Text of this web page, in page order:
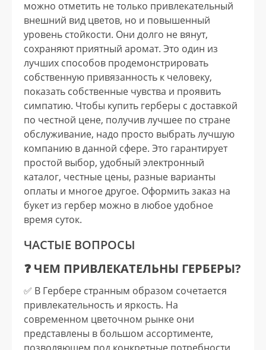
можно отметить не только привлекательный
внешний вид цветов, но и повышенный
уровень стойкости. Они долго не вянут,
сохраняют приятный аромат. Это один из
лучших способов продемонстрировать
собственную привязанность к человеку,
показать собственные чувства и проявить
симпатию. Чтобы купить герберы с доставкой
по честной цене, получив лучшее по стране
обслуживание, надо просто выбрать лучшую
компанию в данной сфере. Это гарантирует
простой выбор, удобный электронный
каталог, честные цены, разные варианты
оплаты и многое другое. Оформить заказ на
букет из гербер можно в любое удобное
время суток.
ЧАСТЫЕ ВОПРОСЫ
❓ ЧЕМ ПРИВЛЕКАТЕЛЬНЫ ГЕРБЕРЫ?
✅️ В Гербере странным образом сочетается
привлекательность и яркость. На
современном цветочном рынке они
представлены в большом ассортименте,